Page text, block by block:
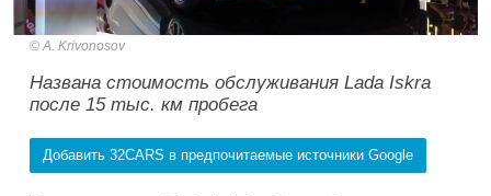
A. Krivonosov
Названа стоимость обслуживания Lada Iskra
после 15 тыс. км пробега
Добавить 32CARS в предпочитаемые источники Google